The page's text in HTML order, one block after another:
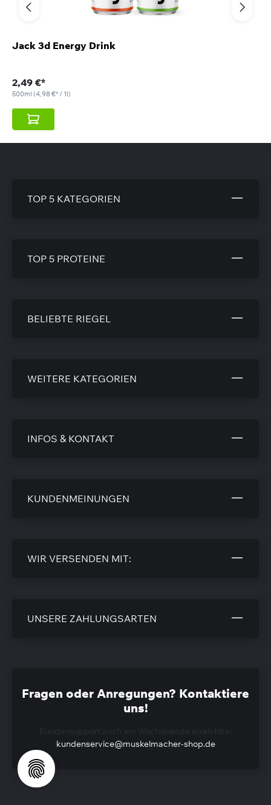
Jack 3d Energy Drink
2,49 €*
500ml (4,98 €* / 1l)
TOP 5 KATEGORIEN
TOP 5 PROTEINE
BELIEBTE RIEGEL
WEITERE KATEGORIEN
INFOS & KONTAKT
KUNDENMEINUNGEN
WIR VERSENDEN MIT:
UNSERE ZAHLUNGSARTEN
Fragen oder Anregungen? Kontaktiere
uns!
Kundensupport auch am Wochenende erreichbar
kundenservice@muskelmacher-shop.de